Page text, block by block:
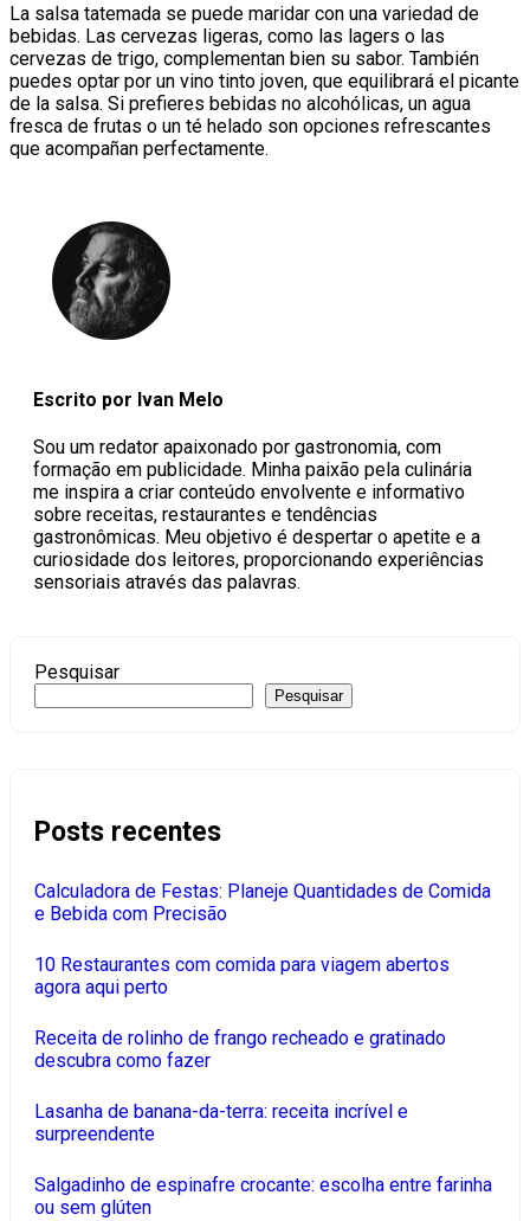
La salsa tatemada se puede maridar con una variedad de
bebidas. Las cervezas ligeras, como las lagers o las
cervezas de trigo, complementan bien su sabor. También
puedes optar por un vino tinto joven, que equilibrará el picante
de la salsa. Si prefieres bebidas no alcohólicas, un agua
fresca de frutas o un té helado son opciones refrescantes
que acompañan perfectamente.
Escrito por Ivan Melo
Sou um redator apaixonado por gastronomia, com
formação em publicidade. Minha paixão pela culinária
me inspira a criar conteúdo envolvente e informativo
sobre receitas, restaurantes e tendências
gastronômicas. Meu objetivo é despertar o apetite e a
curiosidade dos leitores, proporcionando experiências
sensoriais através das palavras.
Pesquisar
Pesquisar
Posts recentes
Calculadora de Festas: Planeje Quantidades de Comida
e Bebida com Precisão
10 Restaurantes com comida para viagem abertos
agora aqui perto
Receita de rolinho de frango recheado e gratinado
descubra como fazer
Lasanha de banana-da-terra: receita incrível e
surpreendente
Salgadinho de espinafre crocante: escolha entre farinha
ou sem glúten